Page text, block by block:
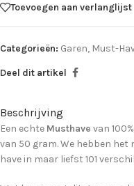
Toevoegen aan verlanglijst
Categorieën: Garen, Must-
Deel dit artikel
Beschrijving
Een echte Musthave van
van 50 gram. We hebben het
have in maar liefst 101